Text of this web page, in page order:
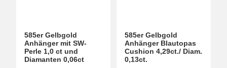
585er Gelbgold
Anhänger mit SW-
Perle 1,0 ct und
Diamanten 0,06ct
585er Gelbgold
Anhänger Blautopas
Cushion 4,29ct./ Diam.
0,13ct.